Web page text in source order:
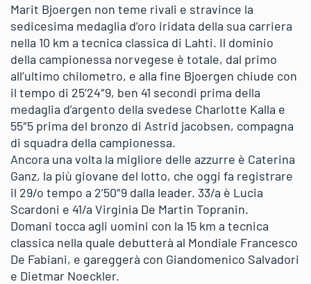
Marit Bjoergen non teme rivali e stravince la
sedicesima medaglia d’oro iridata della sua carriera
nella 10 km a tecnica classica di Lahti. Il dominio
della campionessa norvegese è totale, dal primo
all’ultimo chilometro, e alla fine Bjoergen chiude con
il tempo di 25’24″9, ben 41 secondi prima della
medaglia d’argento della svedese Charlotte Kalla e
55″5 prima del bronzo di Astrid jacobsen, compagna
di squadra della campionessa.
Ancora una volta la migliore delle azzurre è Caterina
Ganz, la più giovane del lotto, che oggi fa registrare
il 29/o tempo a 2’50″9 dalla leader. 33/a è Lucia
Scardoni e 41/a Virginia De Martin Topranin.
Domani tocca agli uomini con la 15 km a tecnica
classica nella quale debutterà al Mondiale Francesco
De Fabiani, e gareggerà con Giandomenico Salvadori
e Dietmar Noeckler.